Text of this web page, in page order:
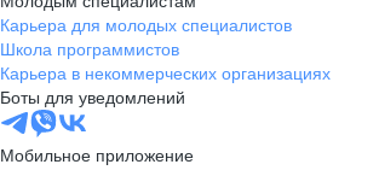
Карьера для молодых специалистов
Школа программистов
Карьера в некоммерческих организациях
Боты для уведомлений
Мобильное приложение